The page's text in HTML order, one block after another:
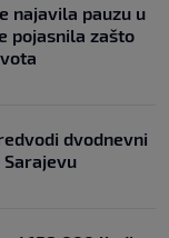
najavila pauzu u
pojasnila zašto
dvodnevni